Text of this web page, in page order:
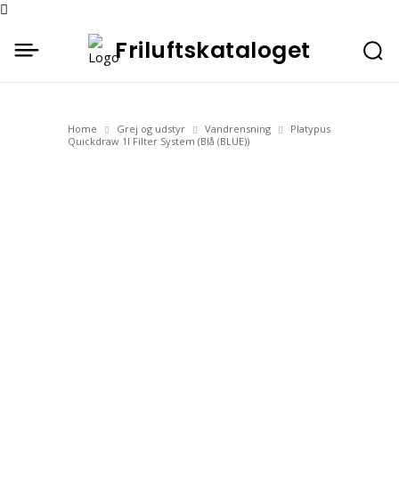
Friluftskataloget
Home Grej og udstyr Vandrensning
Platypus
Quickdraw 1l Filter System (Blå (BLUE))